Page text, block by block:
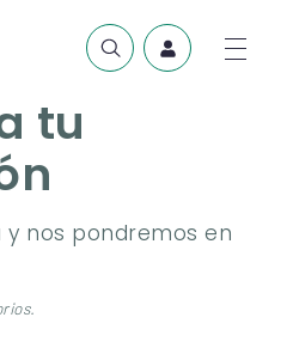
y nos pondremos en